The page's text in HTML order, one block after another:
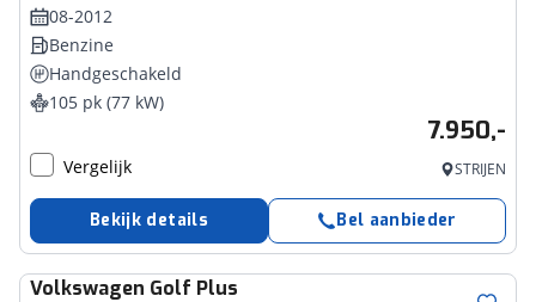
08-2012
Benzine
Handgeschakeld
105 pk (77 kW)
7.950,-
Vergelijk STRIJEN
Bekijk details Bel aanbieder
Volkswagen Golf Plus